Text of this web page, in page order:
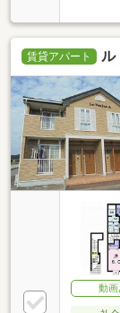
賃貸アパート ル
動画